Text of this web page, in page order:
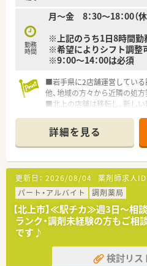
勤務
時間
月～金 8：30～18：00（
※上記のうち1日8時間勤
※希望によりシフト調整
※9：00～14：00は必須
■岩手県に2店舗運営している
他、地域の方々から近隣の処
■北上の店舗は移転し、新し
■調剤室の同線も考慮し、働
室も広くゆったりしています。
■ベテランの薬剤師をはじめ
おります。
■男女比は女性の方が多い職
■薬歴も投薬台含め十分に配置
ことができます。
詳細を見る
更新日： 2026/08/04 薬剤師求人ID
パート・アルバイト
調剤薬局
【北上市】≪駅チカ≫週3日～相
ランク・調剤未経験の方もご相
です♪
検討リス